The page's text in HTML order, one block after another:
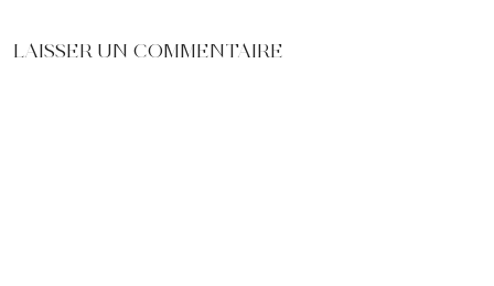
LAISSER UN COMMENTAIRE